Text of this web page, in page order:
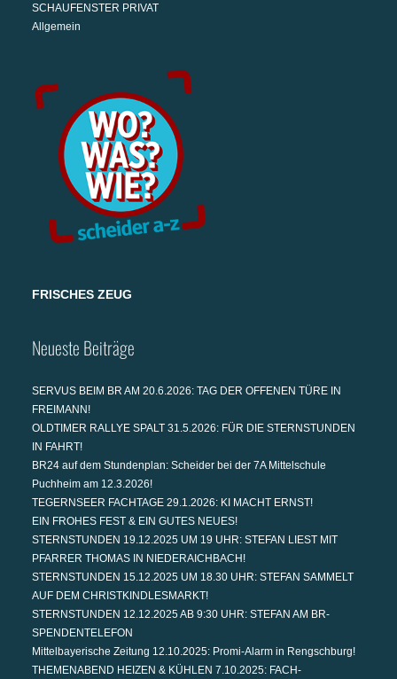
SCHAUFENSTER PRIVAT
Allgemein
FRISCHES ZEUG
Neueste Beiträge
SERVUS BEIM BR AM 20.6.2026: TAG DER OFFENEN TÜRE IN
FREIMANN!
OLDTIMER RALLYE SPALT 31.5.2026: FÜR DIE STERNSTUNDEN
IN FAHRT!
BR24 auf dem Stundenplan: Scheider bei der 7A Mittelschule
Puchheim am 12.3.2026!
TEGERNSEER FACHTAGE 29.1.2026: KI MACHT ERNST!
EIN FROHES FEST & EIN GUTES NEUES!
STERNSTUNDEN 19.12.2025 UM 19 UHR: STEFAN LIEST MIT
PFARRER THOMAS IN NIEDERAICHBACH!
STERNSTUNDEN 15.12.2025 UM 18.30 UHR: STEFAN SAMMELT
AUF DEM CHRISTKINDLESMARKT!
STERNSTUNDEN 12.12.2025 AB 9:30 UHR: STEFAN AM BR-
SPENDENTELEFON
Mittelbayerische Zeitung 12.10.2025: Promi-Alarm in Rengschburg!
THEMENABEND HEIZEN & KÜHLEN 7.10.2025: FACH-